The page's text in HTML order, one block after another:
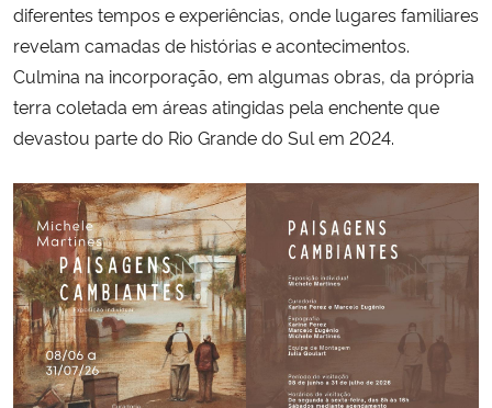
Ministério do Desenvolvimento Regional
Controladoria-Geral da União
Ministério da Mulher, da Família e dos Direitos Humanos
Secretaria-Geral
Secretaria de Governo
Gabinete de Segurança Institucional
Advocacia-Geral da União
diferentes tempos e experiências, onde lugares familiares
revelam camadas de histórias e acontecimentos.
Culmina na incorporação, em algumas obras, da própria
terra coletada em áreas atingidas pela enchente que
devastou parte do Rio Grande do Sul em 2024.